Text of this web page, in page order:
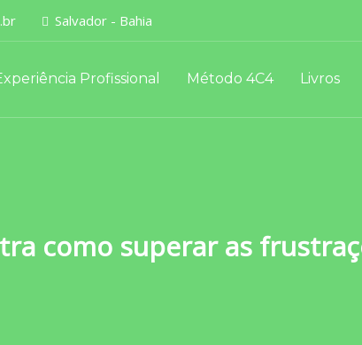
Salvador - Bahia
Profissional Método 4C4 Livros
como superar as